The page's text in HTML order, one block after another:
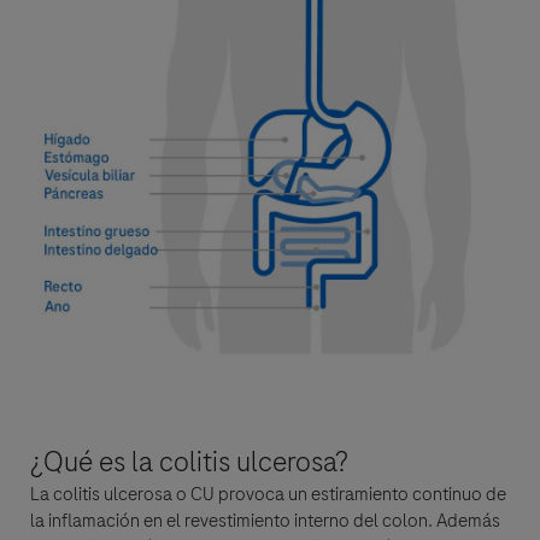
¿Qué es la colitis ulcerosa?
La colitis ulcerosa o CU provoca un estiramiento continuo de
la inflamación en el revestimiento interno del colon. Además
Pregunta
Por favor seleccione su opción de contacto*